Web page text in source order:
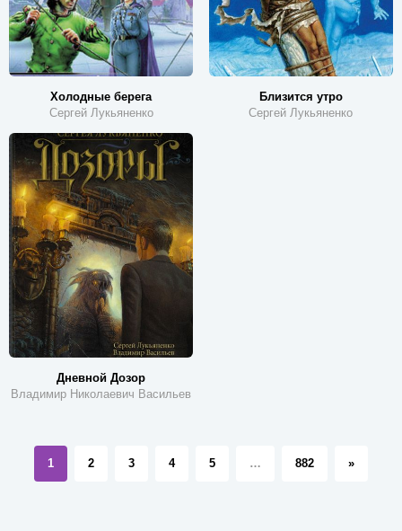
Холодные берега
Сергей Лукьяненко
Близится утро
Сергей Лукьяненко
Дневной Дозор
Владимир Николаевич Васильев
1 2 3 4 5 … 882 »